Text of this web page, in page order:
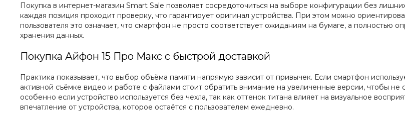
Покупка в интернет-магазин Smart Sale позволяет сосредоточиться на выборе конфигурации без
каждая позиция проходит проверку, что гарантирует оригинал устройства. При этом можно
пользователя это означает, что смартфон не просто соответствует ожиданиям на бумаге, а
хранения данных.
Покупка Айфон 15 Про Макс с быстрой доставкой
Практика показывает, что выбор объёма памяти напрямую зависит от привычек. Если смартфон
активной съёмке видео и работе с файлами стоит обратить внимание на увеличенные версии, чтобы не
особенно если устройство используется без чехла, так как оттенок титана влияет на визуальное
впечатление от устройства, которое остаётся с пользователем ежедневно.